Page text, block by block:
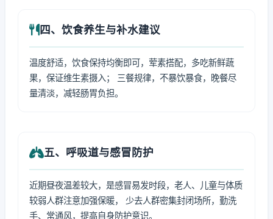
四、饮食养生与补水建议
温度舒适，饮食保持均衡即可，荤素搭配，多吃新鲜蔬
果，保证维生素摄入； 三餐规律，不暴饮暴食，晚餐尽
量清淡，减轻肠胃负担。
五、呼吸道与感冒防护
近期昼夜温差较大，是感冒易发时段，老人、儿童与体质
较弱人群注意加强保暖， 少去人群密集封闭场所，勤洗
手、常通风，提高自身防护意识。